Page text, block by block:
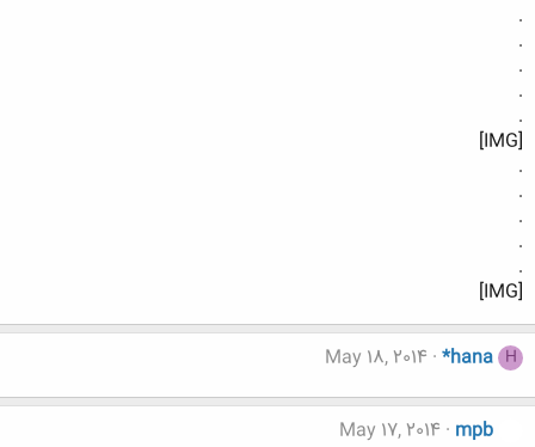
.
.
.
.
.
[IMG]
.
.
.
.
.
[IMG]
H
*hana
May 18, 2014
mpb
May 17, 2014